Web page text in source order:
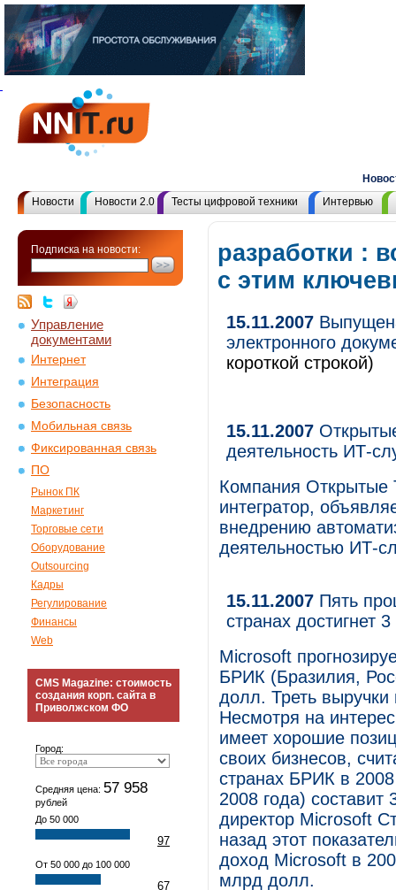
Новости:
Новости
Новости 2.0 Тесты цифровой техники Интервью
Подписка на новости:
Управление
документами
Интернет
Интеграция
Безопасность
Мобильная связь
Фиксированная связь
ПО
Рынок ПК
Маркетинг
Торговые сети
Оборудование
Outsourcing
Кадры
Регулирование
Финансы
Web
CMS Magazine: стоимость
создания корп. сайта в
Приволжском ФО
Город:
Средняя цена: 57 958
рублей
До 50 000
97
От 50 000 до 100 000
67
разработки :
с этим
15.11.2007
электронного
короткой строкой)
15.11.2007
деятельность ИТ-
Компания Открытые
интегратор,
внедрению
деятельностью ИТ-
15.11.2007 Пять
странах достигнет
Microsoft
БРИК (Бразилия,
долл. Треть
Несмотря на
имеет хорошие
своих бизнесов,
странах БРИК в
2008 года)
директор Microsoft
назад этот
доход Microsoft в
млрд долл.